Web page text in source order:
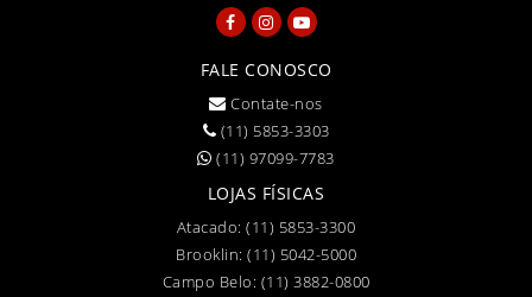
FALE CONOSCO
Contate-nos
(11) 5853-3303
(11) 97099-7783
LOJAS FÍSICAS
Atacado:(11) 5853-3300
Brooklin: (11) 5042-5000
Campo Belo: (11) 3882-0800